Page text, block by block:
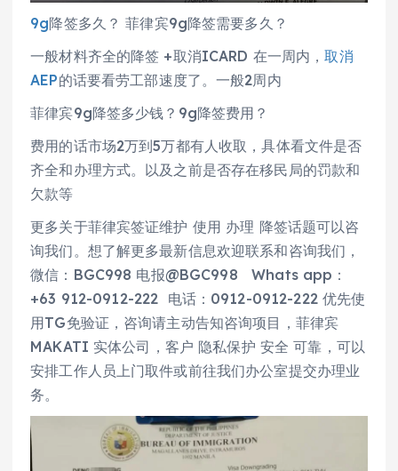
9g降签多久？ 菲律宾9g降签需要多久？
一般材料齐全的降签 +取消ICARD 在一周内，取消
AEP的话要看劳工部速度了。一般2周内
菲律宾9g降签多少钱？9g降签费用？
费用的话市场2万到5万都有人收取，具体看文件是否
齐全和办理方式。以及之前是否存在移民局的罚款和
欠款等
更多关于菲律宾签证维护 使用 办理 降签话题可以咨
询我们。想了解更多最新信息欢迎联系和咨询我们，
微信：BGC998 电报@BGC998 Whats app：
+63 912-0912-222 电话：0912-0912-222 优先使
用TG免验证，咨询请主动告知咨询项目，菲律宾
MAKATI 实体公司，客户 隐私保护 安全 可靠，可以
安排工作人员上门取件或前往我们办公室提交办理业
务。